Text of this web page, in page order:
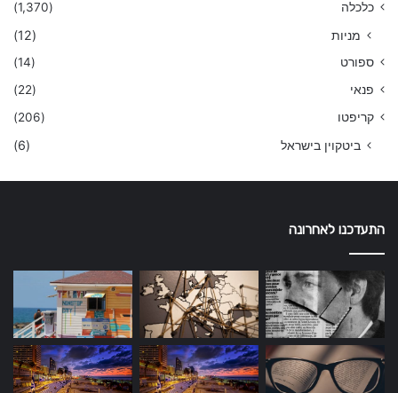
כלכלה (1,370)
מניות (12)
ספורט
(14)
פנאי
(22)
קריפטו
(206)
ביטקוין בישראל (6)
התעדכנו לאחרונה